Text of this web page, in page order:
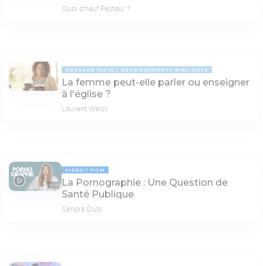
Quoi d'neuf Pasteur ?
MESSAGE TEXTE ENSEIGNEMENTS BIBLIQUES
La femme peut-elle parler ou enseigner
à l'église ?
Laurent Weiss
18:39
VIDÉO FILM
La Pornographie : Une Question de
Santé Publique
Sandra Dubi